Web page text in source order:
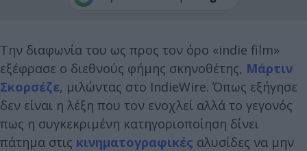
Την διαφωνία του ως προς τον όρο «indie film»
εξέφρασε ο διεθνούς φήμης σκηνοθέτης, Μάρτιν
Σκορσέζε, μιλώντας στο IndieWire. Όπως εξήγησε
δεν είναι η λέξη που τον ενοχλεί αλλά το γεγονός
πως η συγκεκριμένη κατηγοριοποίηση δίνει
πάτημα στις κινηματογραφικές αλυσίδες να μην